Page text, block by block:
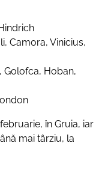
Camora, Vinicius,
Golofca, Hoban,
în Gruia, iar
mai târziu, la